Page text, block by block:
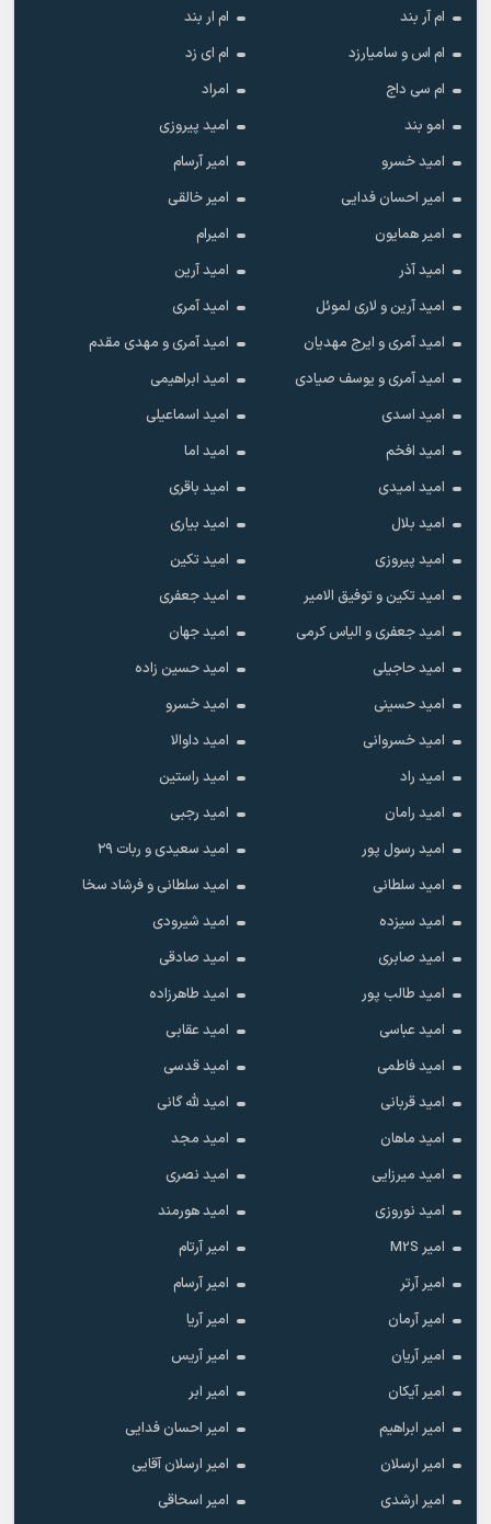
ام آر بند
ام ار بند
ام اس و سامیارزد
ام ای زد
ام سی داج
امراد
امو بند
امید پیروزی
امید خسرو
امیر آرسام
امیر احسان فدایی
امیر خالقى
امیر همایون
امیرام
امید آذر
امید آرین
امید آرین و لاری لموئل
امید آمری
امید آمری و ایرج مهدیان
امید آمری و مهدی مقدم
امید آمری و یوسف صیادی
امید ابراهیمی
امید اسدی
امید اسماعیلی
امید افخم
امید اما
امید امیدی
امید باقری
امید بلال
امید بیاری
امید پیروزی
امید تکین
امید تکین و توفیق الامیر
امید جعفری
امید جعفری و الیاس کرمی
امید جهان
امید حاجیلی
امید حسین زاده
امید حسینی
امید خسرو
امید خسروانی
امید داوالا
امید راد
امید راستین
امید رامان
امید رجبی
امید رسول پور
امید سعیدی و ربات ۲۹
امید سلطانی
امید سلطانی و فرشاد سخا
امید سیزده
امید شیرودی
امید صابری
امید صادقی
امید طالب پور
امید طاهرزاده
امید عباسی
امید عقابی
امید فاطمی
امید قدسی
امید قربانی
امید لله گانی
امید ماهان
امید مجد
امید میرزایی
امید نصری
امید نوروزی
امید هورمند
امیر M2S
امیر آرتام
امیر آرتر
امیر آرسام
امیر آرمان
امیر آریا
امیر آریان
امیر آریس
امیر آیکان
امیر ابر
امیر ابراهیم
امیر احسان فدایی
امیر ارسلان
امیر ارسلان آقایی
امیر ارشدی
امیر اسحاقی